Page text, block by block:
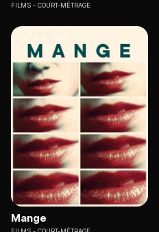
FILMS COURT-MÉTRAGE
Mange